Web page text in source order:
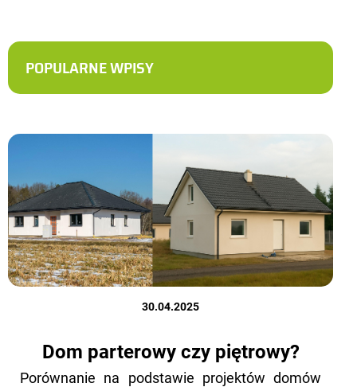
POPULARNE WPISY
30.04.2025
Dom parterowy czy piętrowy?
Po­rów­na­nie na pod­sta­wie pro­jek­tów domów